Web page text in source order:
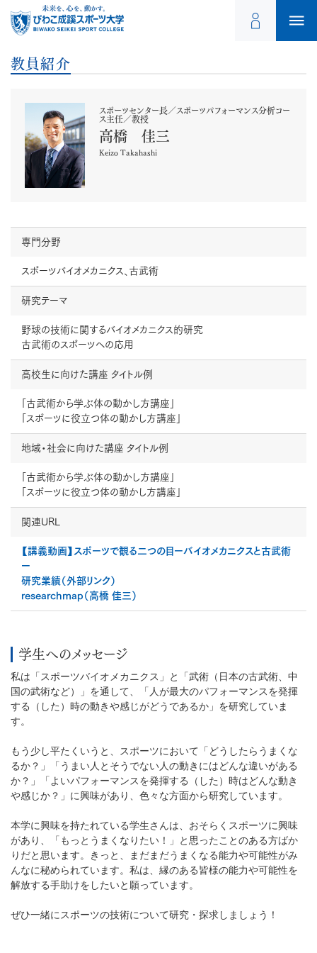
教員紹介
スポーツセンター長／スポーツパフォーマンス分析コー
ス主任／教授
高橋 佳三
Keizo Takahashi
専門分野
スポーツバイオメカニクス、古武術
研究テーマ
野球の技術に関するバイオメカニクス的研究
古武術のスポーツへの応用
高校生に向けた講座 タイトル例
「古武術から学ぶ体の動かし方講座」
「スポーツに役立つ体の動かし方講座」
地域・社会に向けた講座 タイトル例
「古武術から学ぶ体の動かし方講座」
「スポーツに役立つ体の動かし方講座」
関連URL
【講義動画】スポーツで観る二つの目ーバイオメカニクスと古武術
ー
研究業績（外部リンク）
researchmap（高橋 佳三）
学生へのメッセージ
私は「スポーツバイオメカニクス」と「武術（日本の古武術、中
国の武術など）」を通して、「人が最大のパフォーマンスを発揮
する（した）時の動きや感じがどうであるか」を研究していま
す。
もう少し平たくいうと、スポーツにおいて「どうしたらうまくな
るか？」「うまい人とそうでない人の動きにはどんな違いがある
か？」「よいパフォーマンスを発揮する（した）時はどんな動き
や感じか？」に興味があり、色々な方面から研究しています。
本学に興味を持たれている学生さんは、おそらくスポーツに興味
があり、「もっとうまくなりたい！」と思ったことのある方ばか
りだと思います。きっと、まだまだうまくなる能力や可能性がみ
んなに秘められています。私は、縁のある皆様の能力や可能性を
解放する手助けをしたいと願っています。
ぜひ一緒にスポーツの技術について研究・探求しましょう！